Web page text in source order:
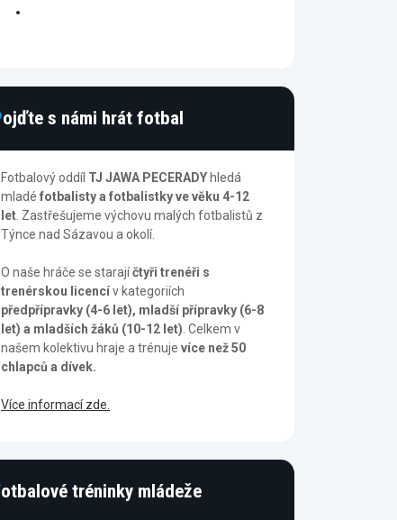
Pojďte s námi hrát fotbal
Fotbalový oddíl TJ JAWA PECERADY hledá
mladé fotbalisty a fotbalistky ve věku 4-12
let . Zastřešujeme výchovu malých fotbalistů z
Týnce nad Sázavou a okolí.
O naše hráče se starajíčtyři trenéři s
trenérskou licencív kategoriích
předpřípravky (4-6 let), mladší přípravky (6-8
let) a mladších žáků (10-12 let) . Celkem v
našem kolektivu hraje a trénuje více než 50
chlapců a dívek.
Více informací zde.
Fotbalové tréninky mládeže